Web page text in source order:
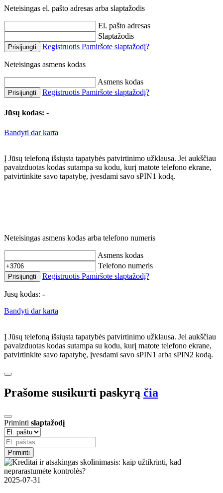
Neteisingas el. pašto adresas arba slaptažodis
El. pašto adresas
Slaptažodis
Prisijungti Registruotis Pamiršote slaptažodį?
Neteisingas asmens kodas
Asmens kodas
Prisijungti Registruotis Pamiršote slaptažodį?
Jūsų kodas: -
Bandyti dar karta
Į Jūsų telefoną išsiųsta tapatybės patvirtinimo užklausa. Jei aukščiau
pavaizduotas kodas sutampa su kodu, kurį matote telefono ekrane,
patvirtinkite savo tapatybę, įvesdami savo sPIN1 kodą.
Neteisingas asmens kodas arba telefono numeris
Asmens kodas
Telefono numeris
Prisijungti Registruotis Pamiršote slaptažodį?
Jūsų kodas: -
Bandyti dar karta
Į Jūsų telefoną išsiųsta tapatybės patvirtinimo užklausa. Jei aukščiau
pavaizduotas kodas sutampa su kodu, kurį matote telefono ekrane,
patvirtinkite savo tapatybę, įvesdami savo sPIN1 arba sPIN2 kodą.
Prašome susikurti paskyrą čia
Priminti slaptažodį
Priminti
2025-07-31